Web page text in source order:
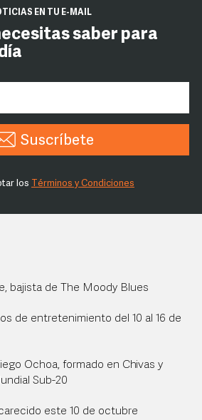
EN TU E-MAIL
saber para
Suscríbete
los Términos y Condiciones
bajista de The Moody Blues
de entretenimiento del 10 al 16 de
Ochoa, formado en Chivas y
Sub-20
este 10 de octubre